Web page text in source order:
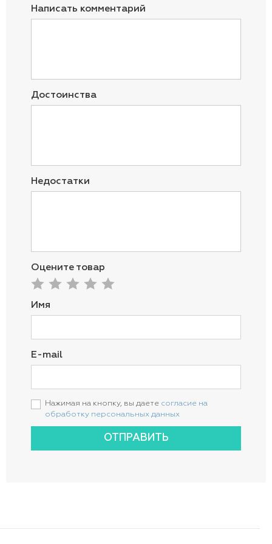
Написать комментарий
Достоинства
Недостатки
Оцените товар
Имя
E-mail
Нажимая на кнопку, вы даете согласие на
обработку персональных данных
ОТПРАВИТЬ